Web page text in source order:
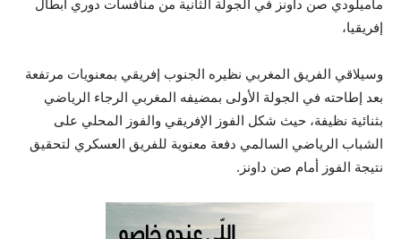
ماميلودي صن داونز في الجولة الثانية من منافسات دوري أبطال
إفريقيا،
وسيلاقي الفريق المغربي نظيره الجنوب إفريقي بمعنويات مرتفعة
بعد إطاحته في الجولة الأولى بمضيفه المغربي الرجاء الرياضي
بثنائية نظيفة، حيث شكل الفوز الإفريقي والفوز المحلي على
الشباب الرياضي السالمي دفعة معنوية للفريق العسكري لتحقيق
نتيجة الفوز أمام صن داونز.